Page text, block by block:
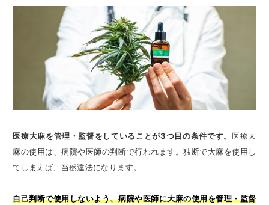
医療大麻を管理・監督をしていることが3つ目の条件です。医療大
麻の使用は、病院や医師の判断で行われます。独断で大麻を使用し
てしまえば、当然違法になります。
自己判断で使用しないよう、病院や医師に大麻の使用を管理・監督